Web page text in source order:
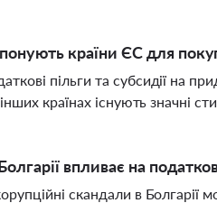
країни ЄС для
пільги та субсидії на
інших країнах існують значні
впливає на
скандали в